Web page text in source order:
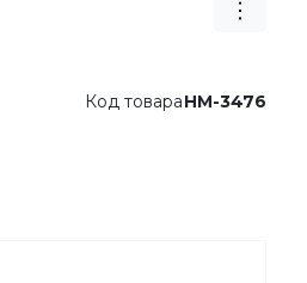
Код товараHM-3476